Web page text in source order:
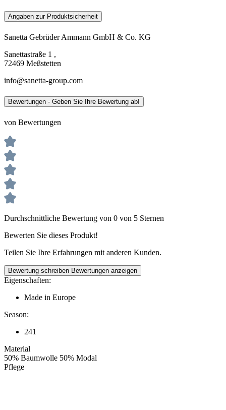
Angaben zur Produktsicherheit
Sanetta Gebrüder Ammann GmbH & Co. KG
Sanettastraße 1 ,
72469 Meßstetten
info@sanetta-group.com
Bewertungen - Geben Sie Ihre Bewertung ab!
von Bewertungen
Durchschnittliche Bewertung von 0 von 5 Sternen
Bewerten Sie dieses Produkt!
Teilen Sie Ihre Erfahrungen mit anderen Kunden.
Bewertung schreiben Bewertungen anzeigen
Eigenschaften:
Made in Europe
Season:
241
Material
50% Baumwolle 50% Modal
Pflege